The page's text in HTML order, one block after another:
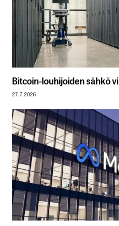
Bitcoin-louhijoiden sähkö
27.7.2026